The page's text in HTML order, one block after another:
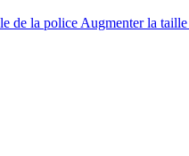
de la police Augmenter la